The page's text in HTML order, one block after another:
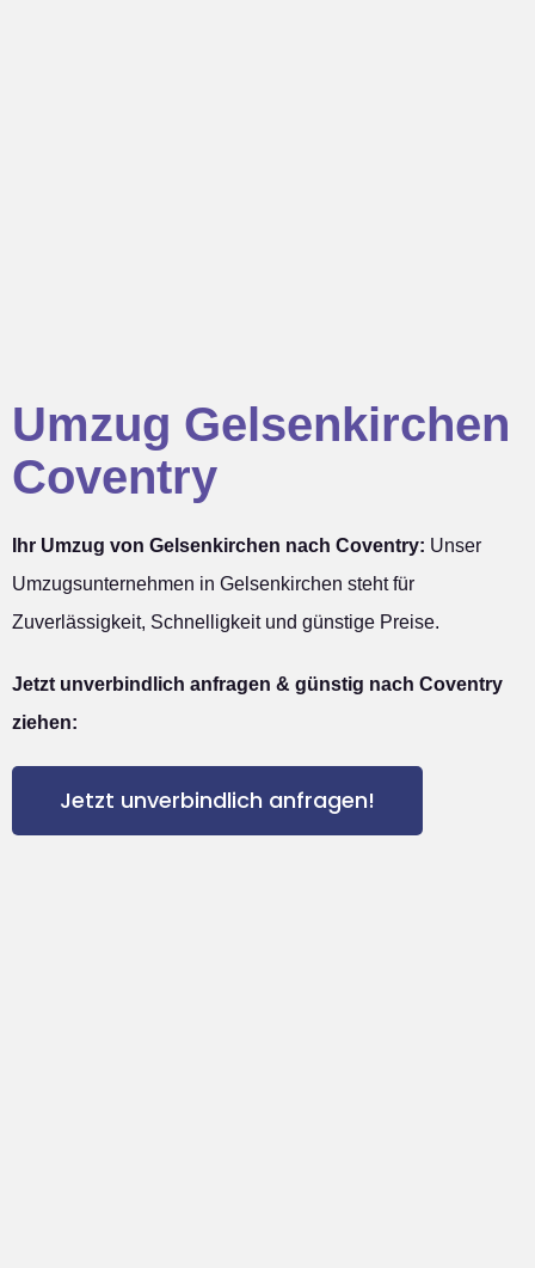
Umzug Gelsenkirchen
Coventry
Ihr Umzug von Gelsenkirchen nach Coventry: Unser
Umzugsunternehmen in Gelsenkirchen steht für
Zuverlässigkeit, Schnelligkeit und günstige Preise.
Jetzt unverbindlich anfragen & günstig nach Coventry
ziehen:
Jetzt unverbindlich anfragen!